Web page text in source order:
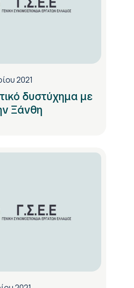
2021
δυστύχημα με
Ξάνθη